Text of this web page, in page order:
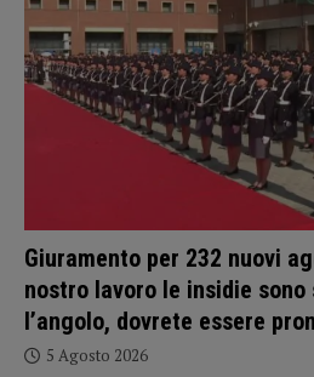
Giuramento per 232 nuovi
nostro lavoro le insidie
l’angolo, dovrete essere
5 Agosto 2026